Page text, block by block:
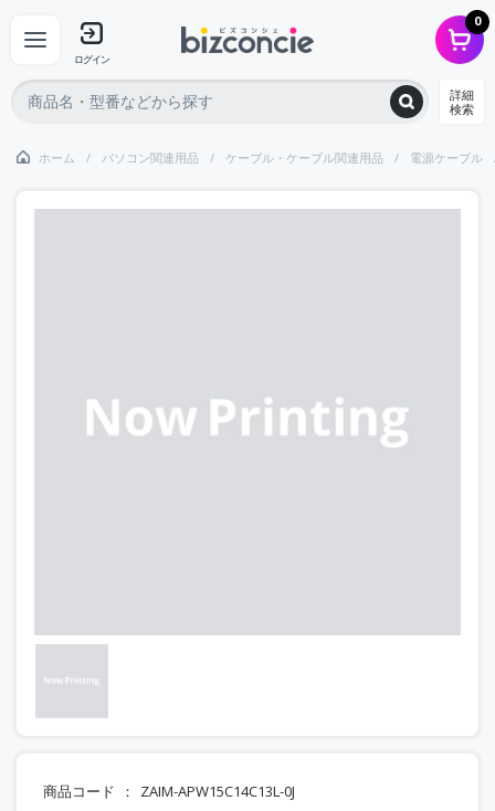
ログイン
0
詳細
検索
ホーム パソコン関連用品 ケーブル・ケーブル関連用品 電源ケーブル
商品コード ZAIM-APW15C14C13L-0J